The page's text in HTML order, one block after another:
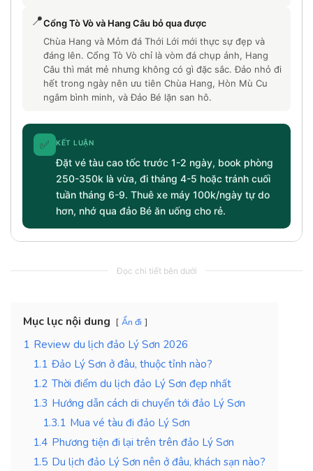
📍Cổng Tò Vò và Hang Câu bỏ qua được
Chùa Hang và Mỏm đá Thới Lới mới thực sự đẹp và
đáng lên. Cổng Tò Vò chỉ là vòm đá chụp ảnh, Hang
Câu thì mát mẻ nhưng không có gì đặc sắc. Đảo nhỏ đi
hết trong ngày nên ưu tiên Chùa Hang, Hòn Mù Cu
ngắm bình minh, và Đảo Bé lặn san hô.
✅ KẾT LUẬN
Đặt vé tàu cao tốc trước 1-2 ngày, book phòng
250-350k là vừa, đi tháng 4-5 hoặc tránh cuối
tuần tháng 6-9. Thuê xe máy 100k/ngày tự do
hơn, nhớ qua đảo Bé ăn uống cho rẻ.
Đọc chi tiết bên dưới
Mục lục nội dung Ẩn đi
1 Review du lịch đảo Lý Sơn 2026
1.1 Đảo Lý Sơn ở đâu, thuộc tỉnh nào?
1.2 Thời điểm du lịch đảo Lý Sơn đẹp nhất
1.3 Hướng dẫn cách di chuyển tới đảo Lý Sơn
1.3.1 Mua vé tàu đi đảo Lý Sơn
1.4 Phương tiện đi lại trên trên đảo Lý Sơn
1.5 Du lịch đảo Lý Sơn nên ở đâu, khách sạn nào?